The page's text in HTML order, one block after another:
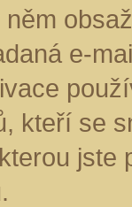
e-
kteří se
jste